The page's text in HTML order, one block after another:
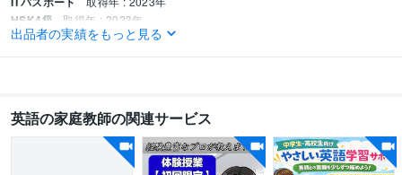
HSK4級 取得年 : 2023年
英語 ネイティブレベル
出品者の実績をもっと見る
英語の家庭教師の関連サービス